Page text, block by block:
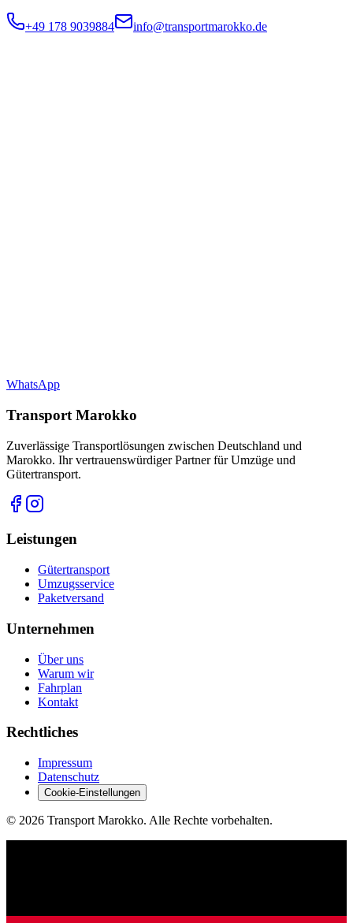
+49 178 9039884 info@transportmarokko.de
WhatsApp
Transport Marokko
Zuverlässige Transportlösungen zwischen Deutschland und
Marokko. Ihr vertrauenswürdiger Partner für Umzüge und
Gütertransport.
Leistungen
Gütertransport
Umzugsservice
Paketversand
Unternehmen
Über uns
Warum wir
Fahrplan
Kontakt
Rechtliches
Impressum
Datenschutz
Cookie-Einstellungen
© 2026 Transport Marokko. Alle Rechte vorbehalten.